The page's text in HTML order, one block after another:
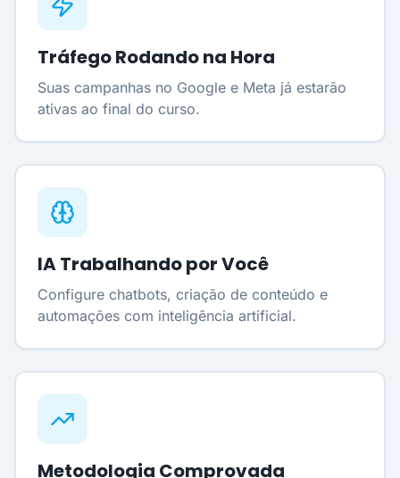
Tráfego Rodando na Hora
Suas campanhas no Google e Meta já estarão
ativas ao final do curso.
IA Trabalhando por Você
Configure chatbots, criação de conteúdo e
automações com inteligência artificial.
Metodologia Comprovada